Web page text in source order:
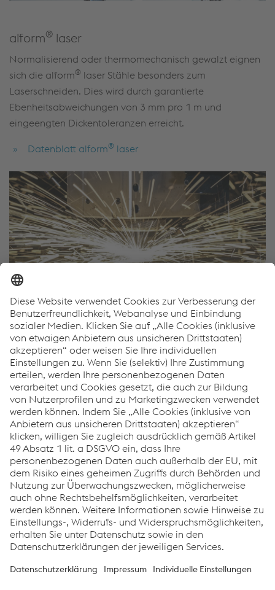
alform® laser
Normalisierend oder thermomechanisch gewalzt eignen
sich die alform® laser Stähle besonders zum
Laserschneiden. Dies wird durch garantierte
Ebenheitsabweichungen von 3 mm pro 1 m und
eingeengten Dickentoleranzen erreicht.
Datenblatt alform® laser
Thermomechanisch gewalzter
Stahl für herausragende
mechanische Eigenschaften
voestalpine hat sich bei der Produktion von
thermomechanisch gewalzten Stählen als Vorreiterin und
Qualitätsführerin etabliert. Durch diese Methode werden
mechanisch-technologische Eigenschaften erzielt, die
durch eine Wärmebehandlung allein nicht erreicht werden
können. Neben einer sehr guten Zähigkeit zeichnen sich
thermomechanisch gewalzte Stähle auch durch eine
bessere Schweißbarkeit als normalgeglühte Stähle aus.